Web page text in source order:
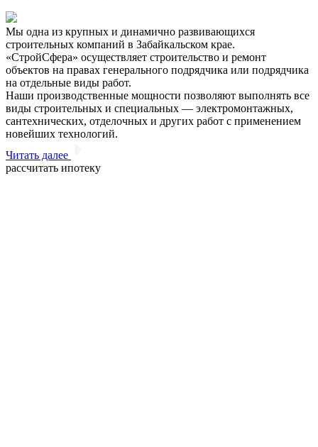
Мы одна из крупных и динамично развивающихся
строительных компаний в Забайкальском крае.
«СтройСфера» осуществляет строительство и ремонт
объектов на правах генерального подрядчика или подрядчика
на отдельные виды работ.
Наши производственные мощности позволяют выполнять все
виды строительных и специальных — электромонтажных,
сантехнических, отделочных и других работ с применением
новейших технологий.
Читать далее
рассчитать ипотеку